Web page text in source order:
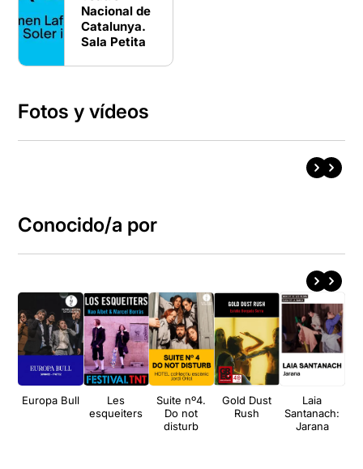
Nacional de
Catalunya.
Sala Petita
Fotos y vídeos
Conocido/a por
Europa Bull
Les
esqueiters
Suite nº4.
Do not
disturb
Gold Dust
Rush
Laia
Santanach:
Jarana